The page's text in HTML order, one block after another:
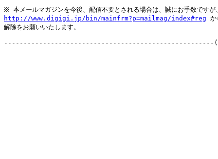
http://www.digigi.jp/bin/mainfrm?p=mailmag/index#reg か
解除をお願いいたします。